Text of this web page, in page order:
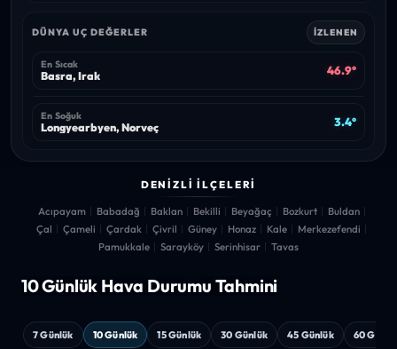
DÜNYA UÇ DEĞERLER İZLENEN
En Sıcak
Basra, Irak 46.9°
En Soğuk
Longyearbyen, Norveç 3.4°
DENIZLI İLÇELERI
Acıpayam
Babadağ Baklan Bekilli Beyağaç Bozkurt
Buldan
Çal
Çameli Çardak Çivril Güney Honaz Kale
Merkezefendi
Pamukkale
Sarayköy Serinhisar Tavas
10 Günlük Hava Durumu Tahmini
7 Günlük 10 Günlük 15 Günlük 30 Günlük 45 Günlük 60